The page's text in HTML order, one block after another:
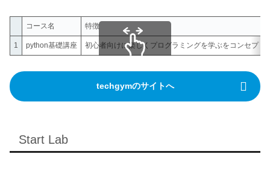
コース名 特徴
1 python基礎講座 初心者向けに楽しくプログラミングを学ぶをコンセプ
techgymのサイトへ
Start Lab